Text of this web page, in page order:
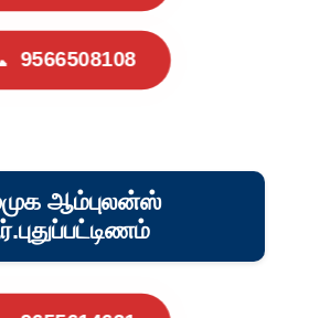
9566508108
ஆம்புலன்ஸ்